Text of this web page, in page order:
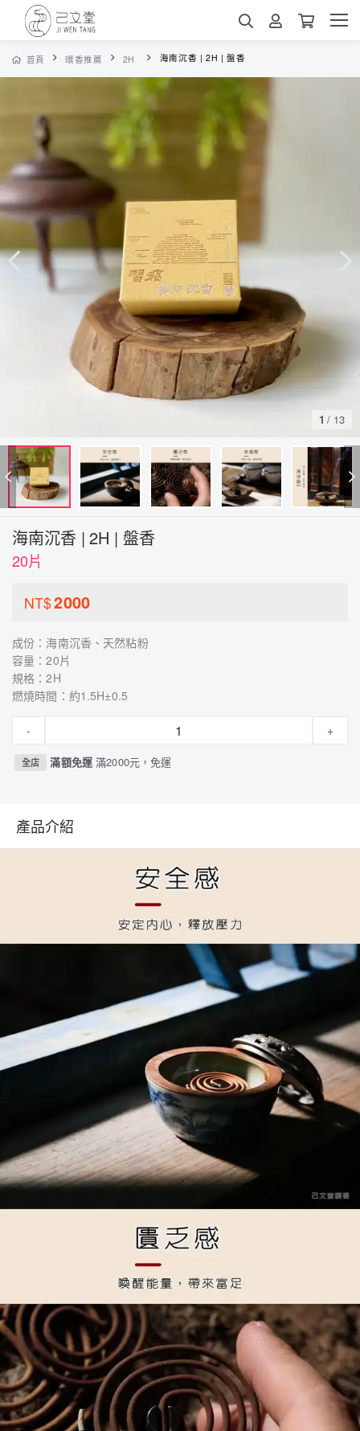
首頁 環香推薦 2H 海南沉香 | 2H | 盤香
1 / 13
海南沉香 | 2H | 盤香
20片
NT$2000
成份：海南沉香、天然粘粉
容量：20片
規格：2H
燃燒時間：約1.5H±0.5
- +
全店 滿額免運滿2000元，免運
產品介紹